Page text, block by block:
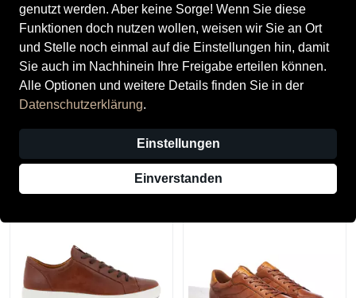
genutzt werden. Aber keine Sorge! Wenn Sie diese
Funktionen doch nutzen wollen, weisen wir Sie an Ort
und Stelle noch einmal auf die Einstellungen hin, damit
Sie auch im Nachhinein Ihre Freigabe erteilen können.
Alle Optionen und weitere Details finden Sie in der
Datenschutzerklärung.
Einstellungen
Einverstanden
50,00 CHF
129,80 CHF
Ecco